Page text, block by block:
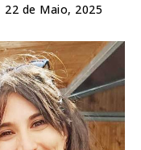
22 de Maio, 2025